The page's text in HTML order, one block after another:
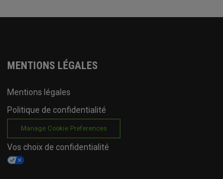
MENTIONS LÉGALES
Mentions légales
Politique de confidentialité
Manage Cookie Preferences
Vos choix de confidentialité